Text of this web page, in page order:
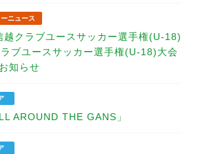
ニュース
越クラブユースサッカー選手権(U-18)
ブユースサッカー選手権(U-18)大会
知らせ
AROUND THE GANS」